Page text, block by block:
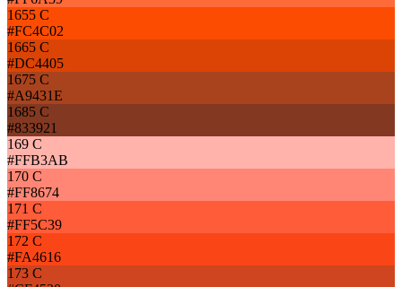
1655 C
#FC4C02
1665 C
#DC4405
1675 C
#A9431E
1685 C
#833921
169 C
#FFB3AB
170 C
#FF8674
171 C
#FF5C39
172 C
#FA4616
173 C